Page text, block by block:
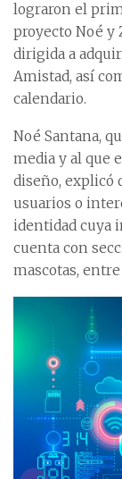
lograron el
proyecto Noé y
dirigida a
Amistad, así
calendario.
Noé Santana,
media y al que
diseño, explicó
usuarios o
identidad cuya
cuenta con
mascotas, entre